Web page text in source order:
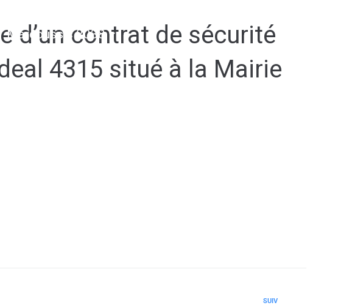
Marcoussis 2038
d’un contrat de sécurité
4315 situé à la Mairie
SUIV